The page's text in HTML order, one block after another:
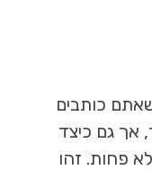
כותבים
אך גם כיצד
פחות. זהו